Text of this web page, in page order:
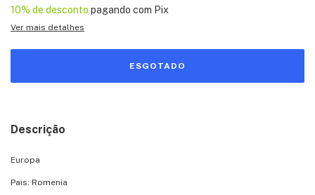
10% de desconto pagando com Pix
Ver mais detalhes
Descrição
Europa
Pais: Romenia